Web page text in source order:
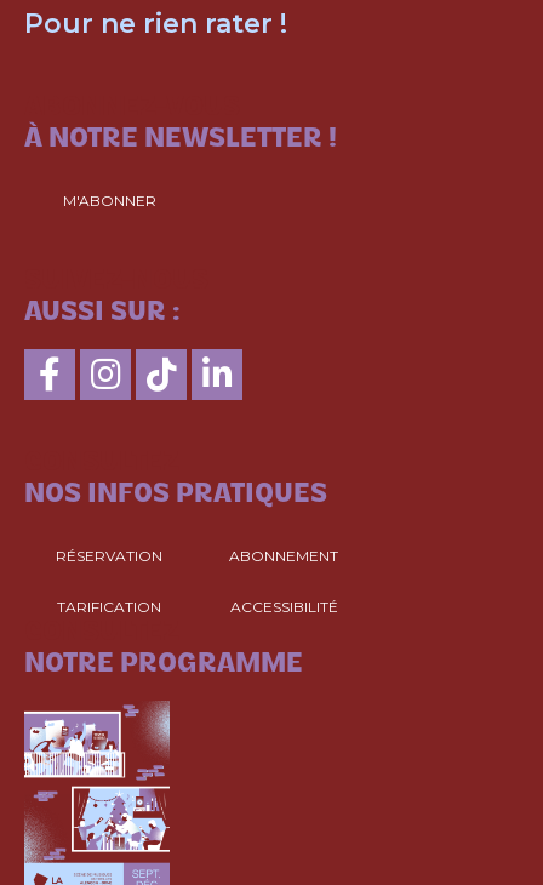
Pour ne rien rater !
À NOTRE NEWSLETTER !
M'ABONNER
AUSSI SUR :
NOS INFOS PRATIQUES
RÉSERVATION ABONNEMENT
TARIFICATION ACCESSIBILITÉ
NOTRE PROGRAMME